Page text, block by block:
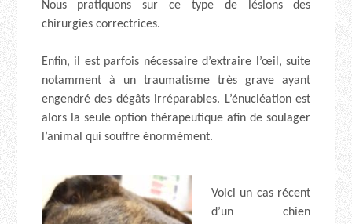
Nous pratiquons sur ce type de lésions des
chirurgies correctrices.
Enfin, il est parfois nécessaire d’extraire l’œil, suite
notamment à un traumatisme très grave ayant
engendré des dégâts irréparables. L’énucléation est
alors la seule option thérapeutique afin de soulager
l’animal qui souffre énormément.
Voici un cas récent
d’un chien